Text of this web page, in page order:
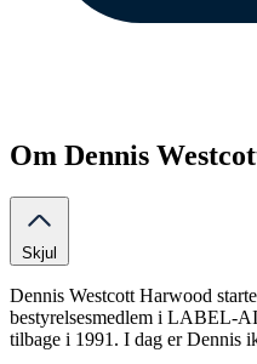
Om Dennis
Skjul
Dennis Westcott Harwood
bestyrelsesmedlem i LABEL-
tilbage i 1991. I dag er Dennis